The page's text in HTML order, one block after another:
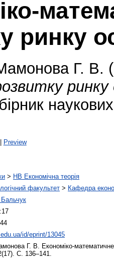
ринку
Г. В.
ринку
Preview
> HB Економічна теорія
факультет > Кафедра
Бальчук
id/eprint/13045
Г. В. Економіко-
С. 136–141.